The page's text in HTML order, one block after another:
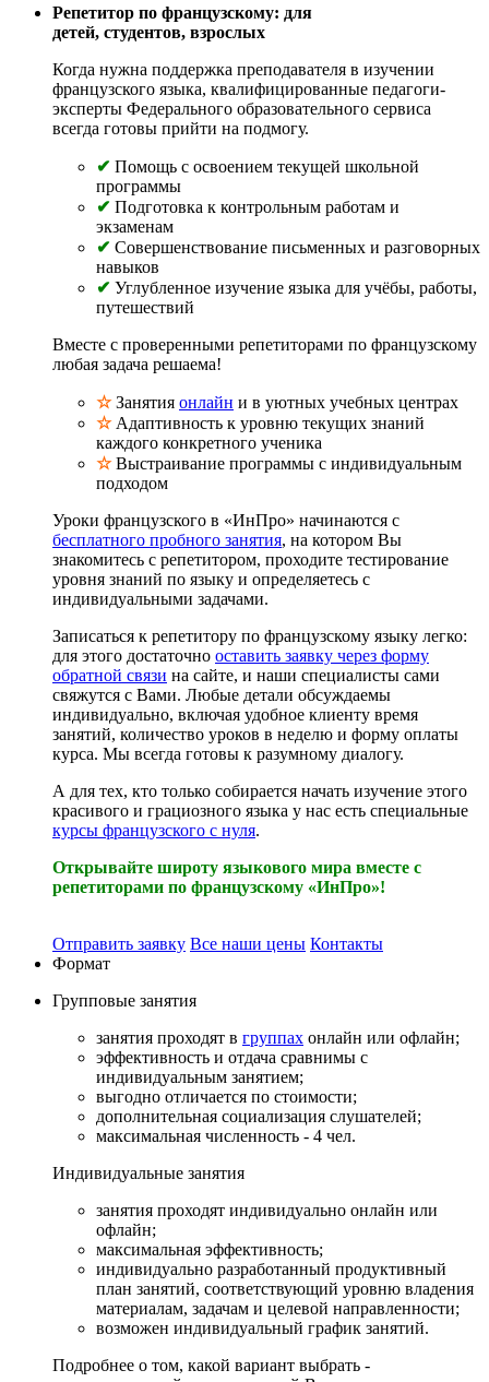
Репетитор по французскому: для
детей, студентов, взрослых
Когда нужна поддержка преподавателя в изучении
французского языка, квалифицированные педагоги-
эксперты Федерального образовательного сервиса
всегда готовы прийти на подмогу.
✔ Помощь с освоением текущей школьной
программы
✔ Подготовка к контрольным работам и
экзаменам
✔ Совершенствование письменных и разговорных
навыков
✔ Углубленное изучение языка для учёбы, работы,
путешествий
Вместе с проверенными репетиторами по французскому
любая задача решаема!
☆Занятия онлайн и в уютных учебных центрах
☆Адаптивность к уровню текущих знаний
каждого конкретного ученика
☆Выстраивание программы с индивидуальным
подходом
Уроки французского в «ИнПро» начинаются с
бесплатного пробного занятия, на котором Вы
знакомитесь с репетитором, проходите тестирование
уровня знаний по языку и определяетесь с
индивидуальными задачами.
Записаться к репетитору по французскому языку легко:
для этого достаточно оставить заявку через форму
обратной связи на сайте, и наши специалисты сами
свяжутся с Вами. Любые детали обсуждаемы
индивидуально, включая удобное клиенту время
занятий, количество уроков в неделю и форму оплаты
курса. Мы всегда готовы к разумному диалогу.
А для тех, кто только собирается начать изучение этого
красивого и грациозного языка у нас есть специальные
курсы французского с нуля.
Открывайте широту языкового мира вместе с
репетиторами по французскому «ИнПро»!
Отправить заявку Все наши цены Контакты
Формат
Групповые занятия
занятия проходят в группах онлайн или офлайн;
эффективность и отдача сравнимы с
индивидуальным занятием;
выгодно отличается по стоимости;
дополнительная социализация слушателей;
максимальная численность - 4 чел.
Индивидуальные занятия
занятия проходят индивидуально онлайн или
офлайн;
максимальная эффективность;
индивидуально разработанный продуктивный
план занятий, соответствующий уровню владения
материалам, задачам и целевой направленности;
возможен индивидуальный график занятий.
Подробнее о том, какой вариант выбрать -